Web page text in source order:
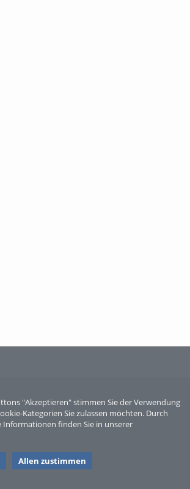
"Akzeptieren" stimmen Sie der Verwendung
Kategorien Sie zulassen möchten. Durch
Informationen finden Sie in unserer
Allen zustimmen
Sperber